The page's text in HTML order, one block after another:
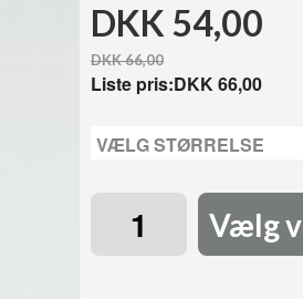
DKK 54,00
DKK 66,00
Liste pris:DKK 66,00
Vælg